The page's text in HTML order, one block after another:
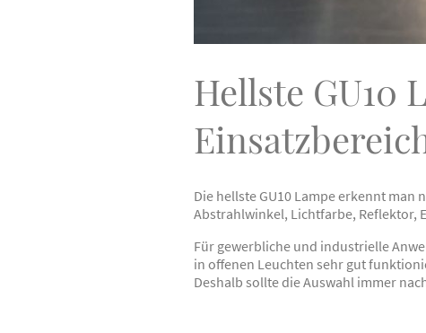
Hellste GU10
Die hellste GU10 Lampe erkennt
Abstrahlwinkel, Lichtfarbe, Reflektor,
Für gewerbliche und industrielle
in offenen Leuchten sehr gut
Deshalb sollte die Auswahl immer